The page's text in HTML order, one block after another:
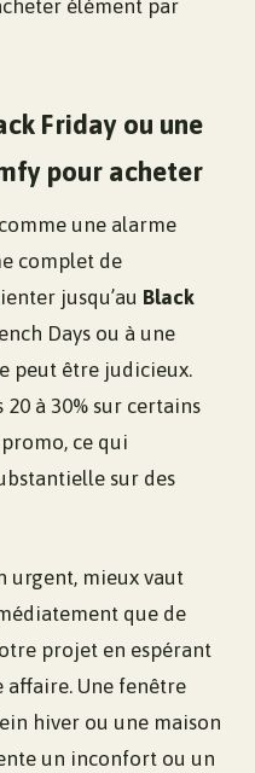
élément par
Friday ou une
pour acheter
une alarme
complet de
jusqu’au Black
Days ou à une
peut être judicieux.
à 30% sur certains
ce qui
sur des
urgent, mieux vaut
que de
projet en espérant
Une fenêtre
hiver ou une maison
un inconfort ou un